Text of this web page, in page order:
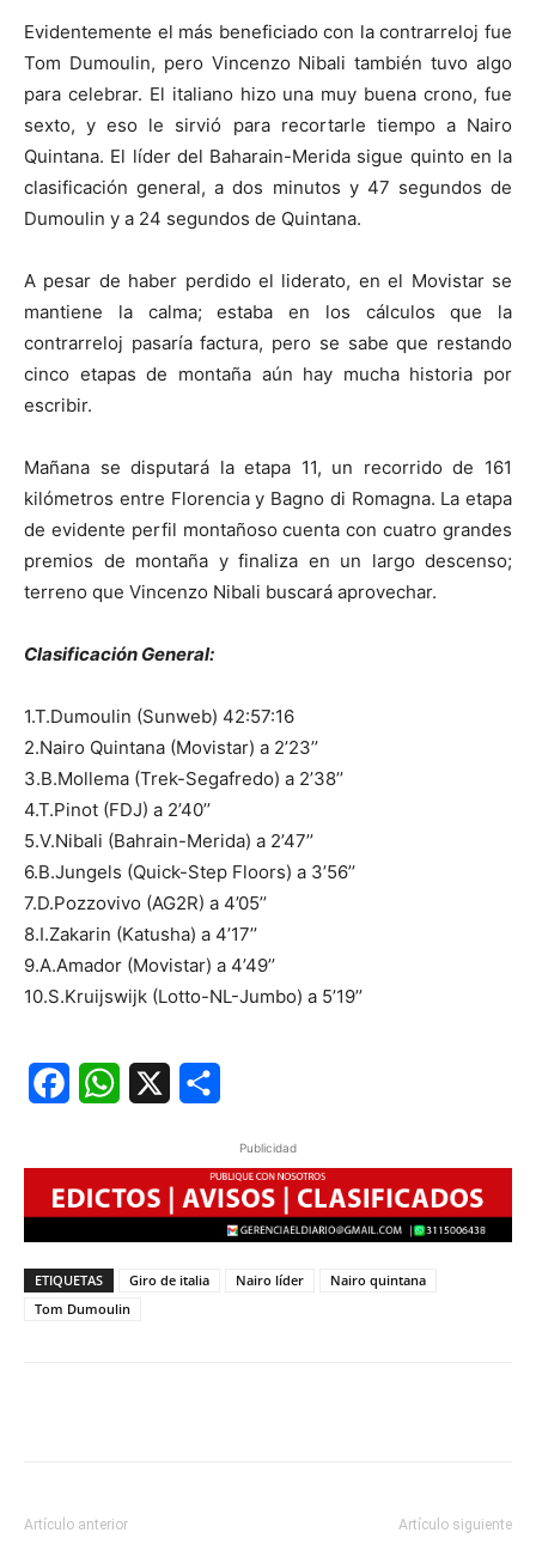
Evidentemente el más beneficiado con la contrarreloj fue
Tom Dumoulin, pero Vincenzo Nibali también tuvo algo
para celebrar. El italiano hizo una muy buena crono, fue
sexto, y eso le sirvió para recortarle tiempo a Nairo
Quintana. El líder del Baharain-Merida sigue quinto en la
clasificación general, a dos minutos y 47 segundos de
Dumoulin y a 24 segundos de Quintana.
A pesar de haber perdido el liderato, en el Movistar se
mantiene la calma; estaba en los cálculos que la
contrarreloj pasaría factura, pero se sabe que restando
cinco etapas de montaña aún hay mucha historia por
escribir.
Mañana se disputará la etapa 11, un recorrido de 161
kilómetros entre Florencia y Bagno di Romagna. La etapa
de evidente perfil montañoso cuenta con cuatro grandes
premios de montaña y finaliza en un largo descenso;
terreno que Vincenzo Nibali buscará aprovechar.
Clasificación General:
1.T.Dumoulin (Sunweb) 42:57:16
2.Nairo Quintana (Movistar) a 2’23’’
3.B.Mollema (Trek-Segafredo) a 2’38’’
4.T.Pinot (FDJ) a 2’40’’
5.V.Nibali (Bahrain-Merida) a 2’47’’
6.B.Jungels (Quick-Step Floors) a 3’56’’
7.D.Pozzovivo (AG2R) a 4’05’’
8.I.Zakarin (Katusha) a 4’17’’
9.A.Amador (Movistar) a 4’49’’
10.S.Kruijswijk (Lotto-NL-Jumbo) a 5’19’’
FacebookWhatsApp
Publicidad
ETIQUETAS Giro de italia Nairo líder
Nairo quintana
Tom Dumoulin
Artículo anterior Artículo siguiente